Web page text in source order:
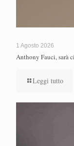
1 Agosto 2026
Anthony Fauci, sarà
Leggi tutto